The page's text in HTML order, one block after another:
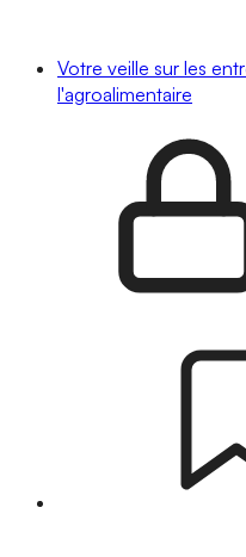
Votre veille sur les
l'agroalimentaire